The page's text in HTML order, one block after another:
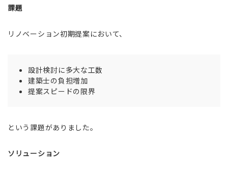
課題
リノベーション初期提案において、
設計検討に多大な工数
建築士の負担増加
提案スピードの限界
という課題がありました。
ソリューション